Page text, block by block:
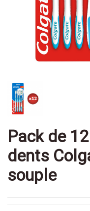
Pack de
dents
souple